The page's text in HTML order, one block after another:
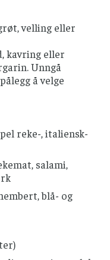
velling eller
kavring eller
Unngå
å velge
reke-, italiensk-
salami,
blå- og